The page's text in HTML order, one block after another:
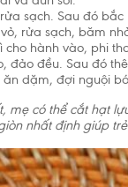
sạch. Sau đó
rửa sạch, băm
hành vào, phi
đảo đều. Sau đó
dặm, đợi nguội
mẹ có thể cắt hạt
nhất định giúp
nên nuôi con
ăn, thức uống khác
đến việc nuôi con
phù hợp với lứa
đề khi cho con bú.